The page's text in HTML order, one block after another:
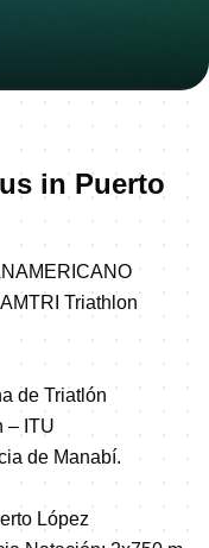
in Puerto
Triathlon
de Triatlón
– ITU
de Manabí.
López